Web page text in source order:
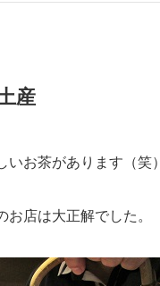
産
お茶があります（笑）
店は大正解でした。